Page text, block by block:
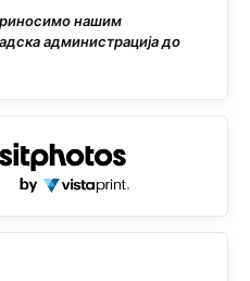
нашим
администрација до